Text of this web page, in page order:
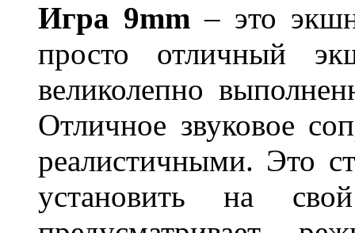
Игра 9mm– это
просто отличный
великолепно
Отличное звуковое
реалистичными. Это
установить на